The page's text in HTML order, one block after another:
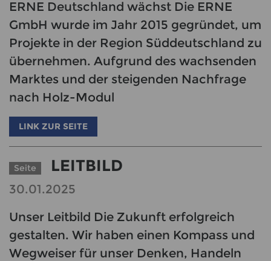
ERNE Deutschland wächst Die ERNE
GmbH wurde im Jahr 2015 gegründet, um
Projekte in der Region Süddeutschland zu
übernehmen. Aufgrund des wachsenden
Marktes und der steigenden Nachfrage
nach Holz-Modul
LINK ZUR SEITE
Seite LEITBILD
30.01.2025
Unser Leitbild Die Zukunft erfolgreich
gestalten. Wir haben einen Kompass und
Wegweiser für unser Denken, Handeln